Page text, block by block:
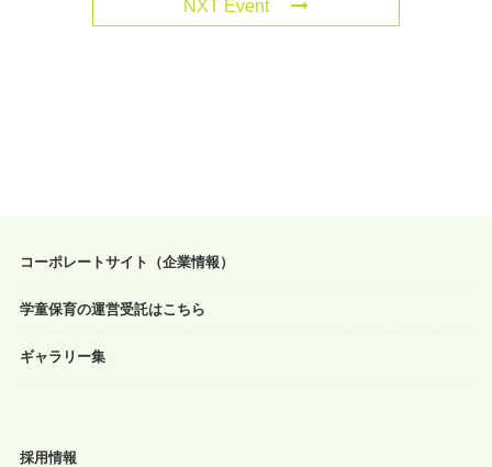
NXT Event
コーポレートサイト（企業情報）
学童保育の運営受託はこちら
ギャラリー集
採用情報